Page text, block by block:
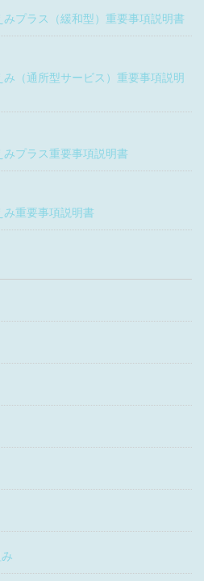
プラス（緩和型）重要事項説明書
（通所型サービス）重要事項説明
プラス重要事項説明書
み重要事項説明書